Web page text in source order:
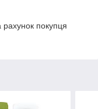
покупця